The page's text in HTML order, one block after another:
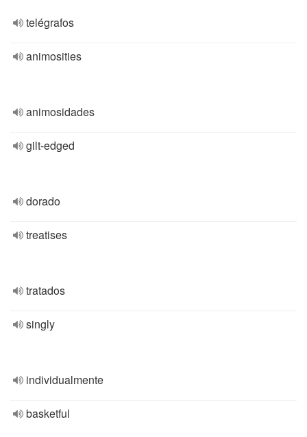
telégrafos
animosities
animosidades
gilt-edged
dorado
treatises
tratados
singly
individualmente
basketful